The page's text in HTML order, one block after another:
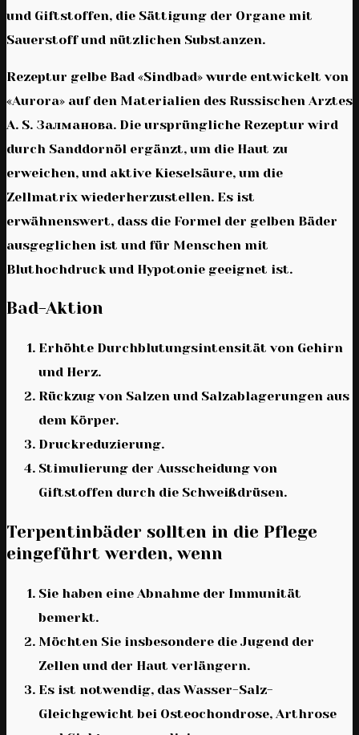
und Giftstoffen, die Sättigung der Organe mit
Sauerstoff und nützlichen Substanzen.
Rezeptur gelbe Bad «Sindbad» wurde entwickelt von
«Aurora» auf den Materialien des Russischen Arztes
A. S. Залманова. Die ursprüngliche Rezeptur wird
durch Sanddornöl ergänzt, um die Haut zu
erweichen, und aktive Kieselsäure, um die
Zellmatrix wiederherzustellen. Es ist
erwähnenswert, dass die Formel der gelben Bäder
ausgeglichen ist und für Menschen mit
Bluthochdruck und Hypotonie geeignet ist.
Bad-Aktion
Erhöhte Durchblutungsintensität von Gehirn
und Herz.
Rückzug von Salzen und Salzablagerungen aus
dem Körper.
Druckreduzierung.
Stimulierung der Ausscheidung von
Giftstoffen durch die Schweißdrüsen.
Terpentinbäder sollten in die Pflege
eingeführt werden, wenn
Sie haben eine Abnahme der Immunität
bemerkt.
Möchten Sie insbesondere die Jugend der
Zellen und der Haut verlängern.
Es ist notwendig, das Wasser-Salz-
Gleichgewicht bei Osteochondrose, Arthrose